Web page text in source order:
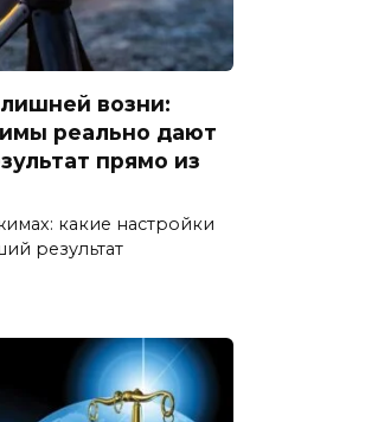
возни:
реально дают
прямо из
какие настройки
результат